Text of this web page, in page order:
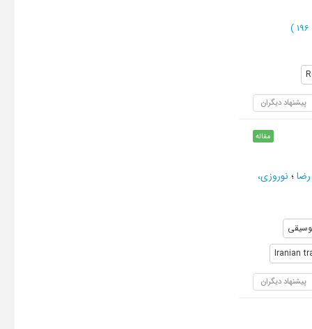
)
پیشنهاد دیگران
مقاله
؛ نوروزی،
Iranian
پیشنهاد دیگران